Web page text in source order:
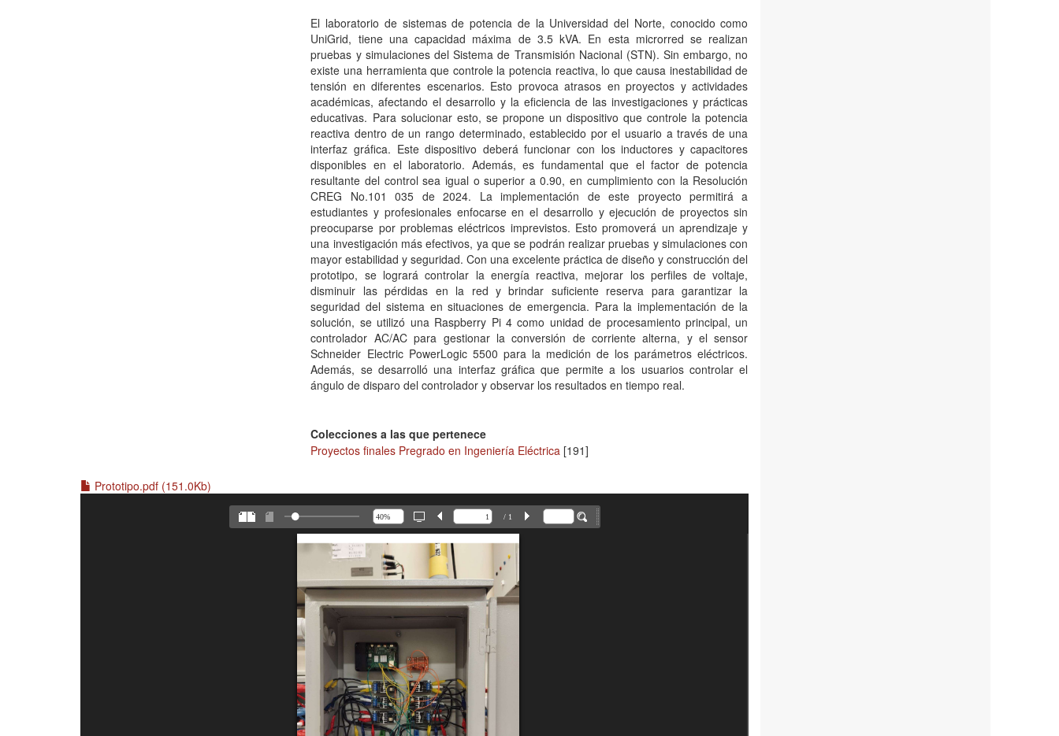
El laboratorio de sistemas de potencia de la Universidad del Norte, conocido como
UniGrid, tiene una capacidad máxima de 3.5 kVA. En esta microrred se realizan
pruebas y simulaciones del Sistema de Transmisión Nacional (STN). Sin embargo, no
existe una herramienta que controle la potencia reactiva, lo que causa inestabilidad de
tensión en diferentes escenarios. Esto provoca atrasos en proyectos y actividades
académicas, afectando el desarrollo y la eficiencia de las investigaciones y prácticas
educativas. Para solucionar esto, se propone un dispositivo que controle la potencia
reactiva dentro de un rango determinado, establecido por el usuario a través de una
interfaz gráfica. Este dispositivo deberá funcionar con los inductores y capacitores
disponibles en el laboratorio. Además, es fundamental que el factor de potencia
resultante del control sea igual o superior a 0.90, en cumplimiento con la Resolución
CREG No.101 035 de 2024. La implementación de este proyecto permitirá a
estudiantes y profesionales enfocarse en el desarrollo y ejecución de proyectos sin
preocuparse por problemas eléctricos imprevistos. Esto promoverá un aprendizaje y
una investigación más efectivos, ya que se podrán realizar pruebas y simulaciones con
mayor estabilidad y seguridad. Con una excelente práctica de diseño y construcción del
prototipo, se logrará controlar la energía reactiva, mejorar los perfiles de voltaje,
disminuir las pérdidas en la red y brindar suficiente reserva para garantizar la
seguridad del sistema en situaciones de emergencia. Para la implementación de la
solución, se utilizó una Raspberry Pi 4 como unidad de procesamiento principal, un
controlador AC/AC para gestionar la conversión de corriente alterna, y el sensor
Schneider Electric PowerLogic 5500 para la medición de los parámetros eléctricos.
Además, se desarrolló una interfaz gráfica que permite a los usuarios controlar el
ángulo de disparo del controlador y observar los resultados en tiempo real.
Colecciones a las que pertenece
Proyectos finales Pregrado en Ingeniería Eléctrica [191]
Prototipo.pdf (151.0Kb)
/ 1